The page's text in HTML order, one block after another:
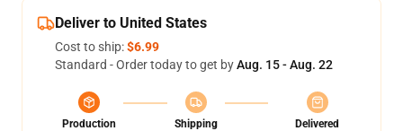
Deliver to United States
Cost to ship:$6.99
Standard - Order today to get byAug. 15 - Aug. 22
Production
Shipping
Delivered